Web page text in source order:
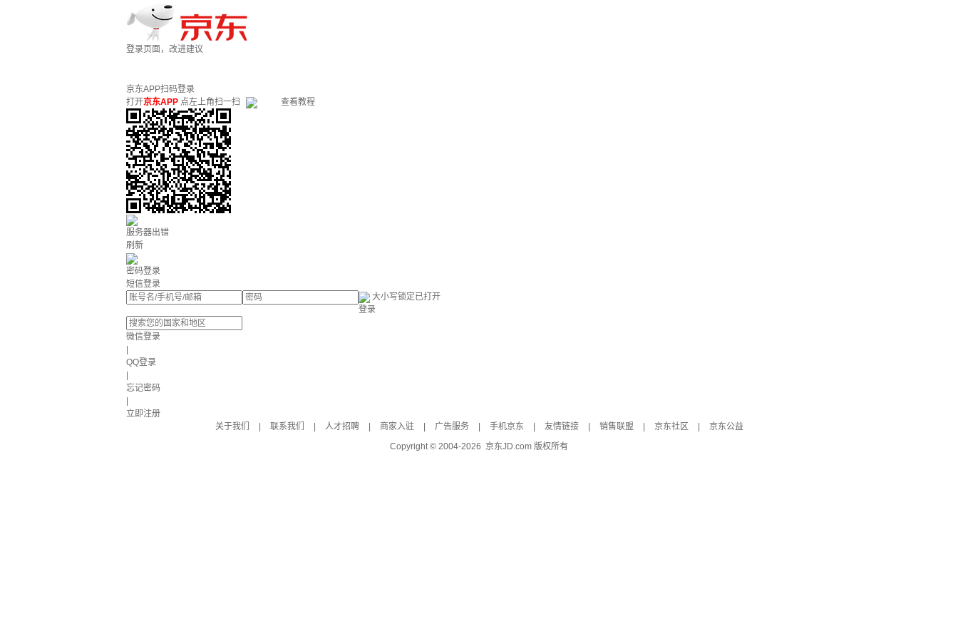
登录页面，改进建议
京东APP扫码登录
打开京东APP 点左上角扫一扫 查看教程
服务器出错
刷新
密码登录
短信登录
大小写锁定已打开
登录
微信登录
QQ登录
忘记密码
立即注册
关于我们
联系我们 人才招聘 商家入驻 广告服务 手机京东 友情链接 销售联盟 京东社区
京东公益
Copyright © 2004-2026 京东JD.com 版权所有